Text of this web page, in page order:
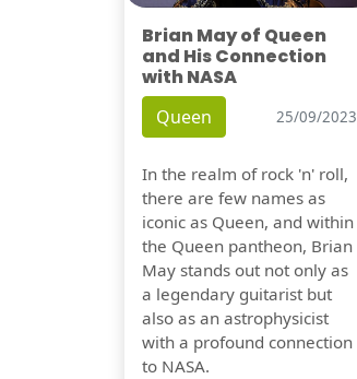
Brian May of Queen
and His Connection
with NASA
Queen 25/09/2023
In the realm of rock 'n' roll,
there are few names as
iconic as Queen, and within
the Queen pantheon, Brian
May stands out not only as
a legendary guitarist but
also as an astrophysicist
with a profound connection
to NASA.